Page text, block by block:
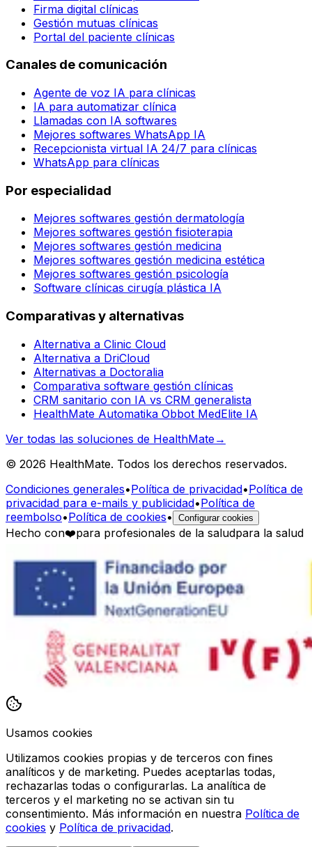
Firma digital clínicas
Gestión mutuas clínicas
Portal del paciente clínicas
Canales de comunicación
Agente de voz IA para clínicas
IA para automatizar clínica
Llamadas con IA softwares
Mejores softwares WhatsApp IA
Recepcionista virtual IA 24/7 para clínicas
WhatsApp para clínicas
Por especialidad
Mejores softwares gestión dermatología
Mejores softwares gestión fisioterapia
Mejores softwares gestión medicina
Mejores softwares gestión medicina estética
Mejores softwares gestión psicología
Software clínicas cirugía plástica IA
Comparativas y alternativas
Alternativa a Clinic Cloud
Alternativa a DriCloud
Alternativas a Doctoralia
Comparativa software gestión clínicas
CRM sanitario con IA vs CRM generalista
HealthMate Automatika Obbot MedElite IA
Ver todas las soluciones de HealthMate→
© 2026 HealthMate. Todos los derechos reservados.
Condiciones generales•Política de privacidad•Política de
privacidad para e-mails y publicidad•Política de
reembolso•Política de cookies• Configurar cookies
Hecho con❤️para profesionales de la saludpara la salud
Usamos cookies
Utilizamos cookies propias y de terceros con fines
analíticos y de marketing. Puedes aceptarlas todas,
rechazarlas todas o configurarlas. La analítica de
terceros y el marketing no se activan sin tu
consentimiento. Más información en nuestra Política de
cookies y Política de privacidad.